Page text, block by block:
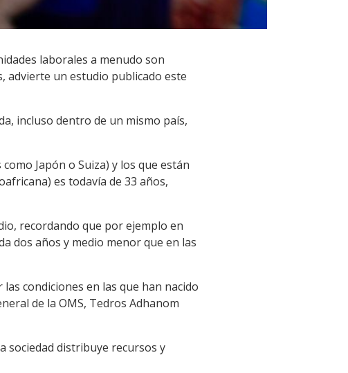
laborales a menudo son
advierte un estudio publicado este
incluso dentro de un mismo país,
Japón o Suiza) y los que están
es todavía de 33 años,
recordando que por ejemplo en
dos años y medio menor que en las
condiciones en las que han nacido
de la OMS, Tedros Adhanom
sociedad distribuye recursos y